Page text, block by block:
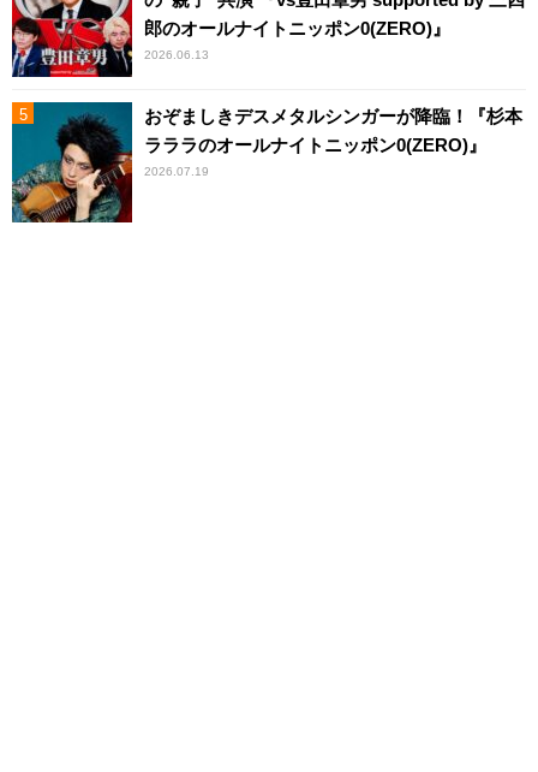
郎のオールナイトニッポン0(ZERO)』
2026.06.13
おぞましきデスメタルシンガーが降臨！『杉本
ラララのオールナイトニッポン0(ZERO)』
2026.07.19